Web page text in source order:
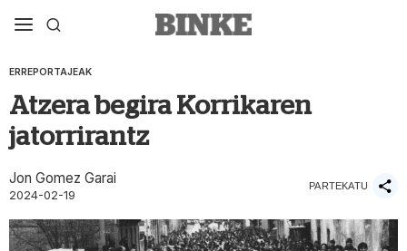
ERREPORTAJEAK
Atzera begira Korrikaren
jatorrirantz
Jon Gomez Garai
2024-02-19
PARTEKATU